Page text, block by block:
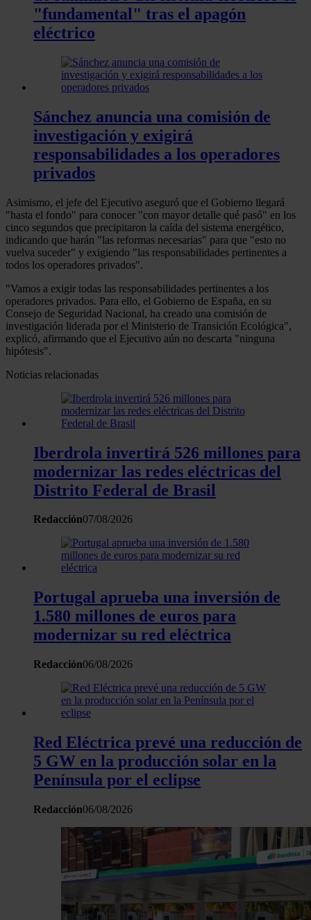
"fundamental" tras el apagón
eléctrico
Sánchez anuncia una comisión de
investigación y exigirá
responsabilidades a los operadores
privados
Asimismo, el jefe del Ejecutivo aseguró que el Gobierno llegará
"hasta el fondo" para conocer "con mayor detalle qué pasó" en los
cinco segundos que precipitaron la caída del sistema energético,
indicando que harán "las reformas necesarias" para que "esto no
vuelva suceder" y exigiendo "las responsabilidades pertinentes a
todos los operadores privados".
"Vamos a exigir todas las responsabilidades pertinentes a los
operadores privados. Para ello, el Gobierno de España, en su
Consejo de Seguridad Nacional, ha creado una comisión de
investigación liderada por el Ministerio de Transición Ecológica",
explicó, afirmando que el Ejecutivo aún no descarta "ninguna
hipótesis".
Noticias relacionadas
Iberdrola invertirá 526 millones para
modernizar las redes eléctricas del
Distrito Federal de Brasil
Redacción07/08/2026
Portugal aprueba una inversión de
1.580 millones de euros para
modernizar su red eléctrica
Redacción06/08/2026
Red Eléctrica prevé una reducción de
5 GW en la producción solar en la
Península por el eclipse
Redacción06/08/2026